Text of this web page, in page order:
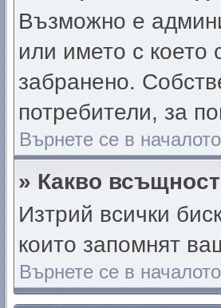
Възможно е
или името с което
забранено.
потребители, за
Върнете се в началото
» Какво
Изтрий всички
които запомнят
Върнете се в началото